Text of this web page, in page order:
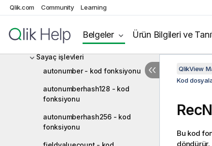
Qlik.com Community Learning
Belgeler Ürün Bilgileri ve
Koşullu fonksiyonlar
Sayaç işlevleri
autonumber - kod fonksiyonu
autonumberhash128 - kod
fonksiyonu
autonumberhash256 - kod
fonksiyonu
QlikView
Kod
Bu kod
döndürür.